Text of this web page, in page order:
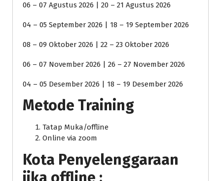
06 – 07 Agustus 2026 | 20 – 21 Agustus 2026
04 – 05 September 2026 | 18 – 19 September 2026
08 – 09 Oktober 2026 | 22 – 23 Oktober 2026
06 – 07 November 2026 | 26 – 27 November 2026
04 – 05 Desember 2026 | 18 – 19 Desember 2026
Metode Training
Tatap Muka/offline
Online via zoom
Kota Penyelenggaraan